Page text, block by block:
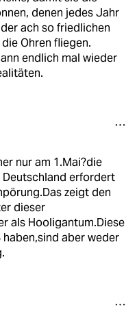
denen jedes Jahr
ach so friedlichen
Ohren fliegen.
endlich mal wieder
nur am 1.Mai?die
erfordert
zeigt den
dieser
als Hooligantum.Diese
aber weder